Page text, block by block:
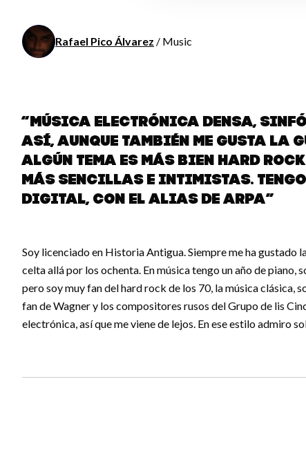
Rafael Pico Álvarez / Music
“Música electrónica densa,
así, aunque también me gusta
algún tema es más bien hard
más sencillas e intimistas. Tengo
digital, con el alias de aRPA”
Soy licenciado en Historia Antigua. Siempre me ha gustado
celta allá por los ochenta. En música tengo un año de
pero soy muy fan del hard rock de los 70, la música clásica,
fan de Wagner y los compositores rusos del Grupo de lis
electrónica, así que me viene de lejos. En ese estilo admiro